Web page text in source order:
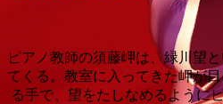
ピアノ教師の須藤岬は、緑川望
てくる。教室に入ってきた岬が
る手で、望をたしなめるように